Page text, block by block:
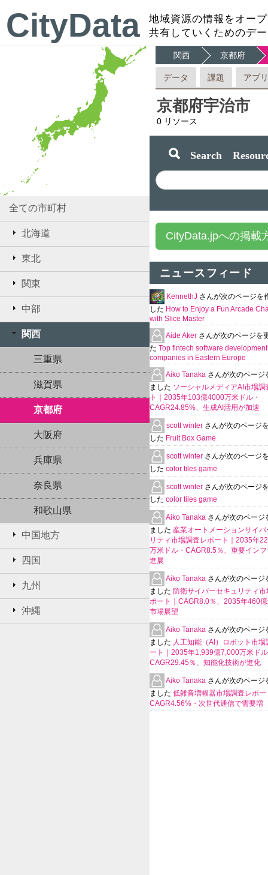
CityData
地域資源の情報をオー
共有していくためのデ
全ての市町村
北海道
東北
関東
中部
関西
三重県
滋賀県
京都府
大阪府
兵庫県
奈良県
和歌山県
中国地方
四国
九州
沖縄
関西 京都府
データ 課題 アプリ
京都府宇治市
0 リソース
Search
CityData.jpへの掲載
ニュースフィード
KennethJ さんが次のページを
した How to Enjoy a Fun Arcade
with Slice Master
Aide Aker さんが次のページを
た Top fintech software development
companies in Eastern Europe
Aiko Tanaka さんが次のページ
ました ソーシャルメディアAI市場調
ト｜2035年103億4000万米ドル・
CAGR24.85%、生成AI活用が加速
scott winter さんが次のページ
した Fruit Box Game
scott winter さんが次のページ
した color tiles game
scott winter さんが次のページ
した color tiles game
Aiko Tanaka さんが次のページ
ました 産業オートメーションサイ
リティ市場調査レポート｜2035年
万米ドル・CAGR8.5％、重要イン
進展
Aiko Tanaka さんが次のページ
ました 防衛サイバーセキュリティ
ポート｜CAGR8.0％、2035年460
市場展望
Aiko Tanaka さんが次のページ
ました 人工知能（AI）ロボット市場
ート｜2035年1,939億7,000万米ド
CAGR29.45％、知能化技術が進化
Aiko Tanaka さんが次のページ
ました 低雑音増幅器市場調査レポー
CAGR4.56%・次世代通信で需要増